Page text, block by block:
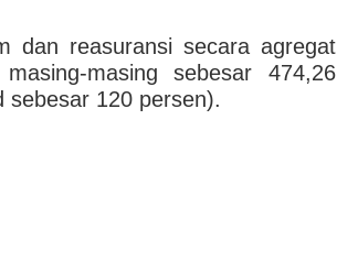
dan reasuransi secara agregat
masing sebesar 474,26
sebesar 120 persen).